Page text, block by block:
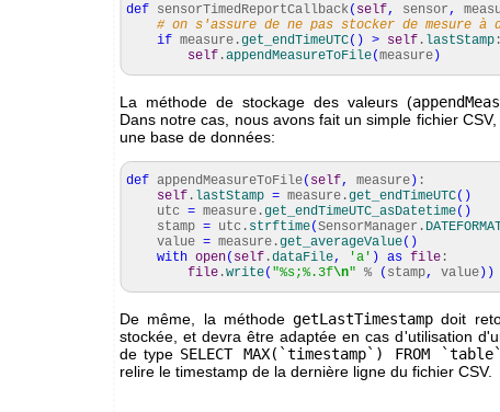
def sensorTimedReportCallback( self, sensor,
# on s'assure de ne pas stocker de mesure à
if measure.get_endTimeUTC( ) > self . lastStamp :
self .appendMeasureToFile(measure)
La méthode de stockage des valeurs (
Dans notre cas, nous avons fait un simple fichier
une base de données:
def appendMeasureToFile( self, measure) :
self . lastStamp = measure.get_endTimeUTC( )
utc = measure.get_endTimeUTC_asDatetime( )
stamp = utc. strftime(SensorManager.
value = measure.get_averageValue( )
with open( self .dataFile, 'a' ) as file :
file .write( "%s;%.3f\n" % ( stamp, value) )
De même, la méthodegetLastTimestamp doit
stockée, et devra être adaptée en cas d'utilisation
de type SELECT MAX(`timestamp`) FROM `table`
relire le timestamp de la dernière ligne du fichier CSV.